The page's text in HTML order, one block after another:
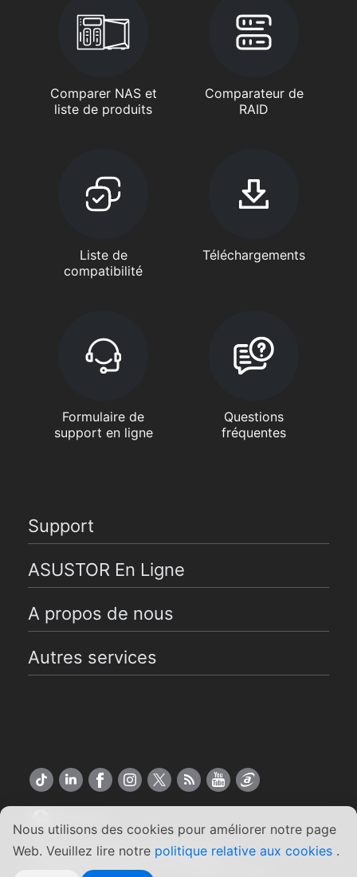
Nous utilisons des cookies pour améliorer notre page
Web. Veuillez lire notre politique relative aux cookies .
Comparer NAS et
liste de produits
Comparateur de
RAID
Liste de
compatibilité
Téléchargements
Formulaire de
support en ligne
Questions
fréquentes
Support
ASUSTOR En Ligne
A propos de nous
Autres services
Copyright ©2026 ASUSTOR Inc.
Conditions générales